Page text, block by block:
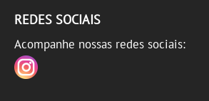
REDES SOCIAIS
Acompanhe nossas redes sociais: